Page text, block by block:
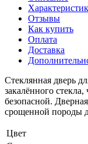
Отзывы
Как купить
Оплата
Доставка
Стеклянная дверь
закалённого
безопасной.
срощенной породы
Цвет